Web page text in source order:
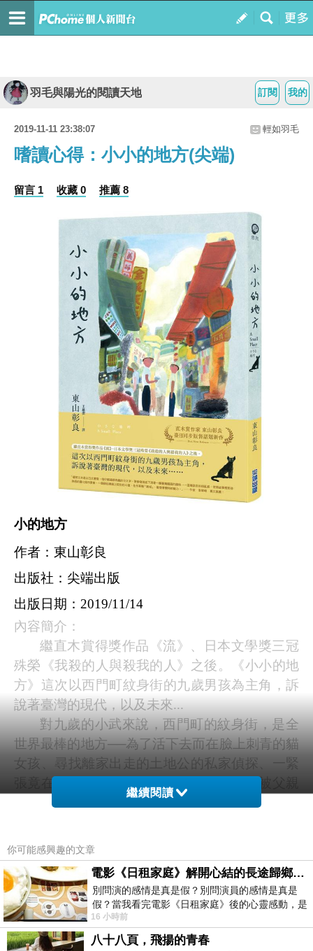
我的
訂閱
羽毛與陽光的閱讀天地
2019-11-11 23:38:07 輕如羽毛
嗜讀心得：小小的地方(尖端)
留言 1 收藏 0 推薦 8
小的地方
作者：東山彰良
出版社：尖端出版
出版日期： 2019/11/14
內容簡介：
繼直木賞得獎作品《流》、日本文學獎三冠
殊榮《我殺的人與殺我的人》之後。《小小的地
方》這次以西門町紋身街的九歲男孩為主角，訴
說著臺灣的現代，以及未來...
對九歲的小武來說，西門町的紋身街，是全
世界最棒的地方──為了活下去而在臉上刺青的貓
女孩、尋找離家出走的土地公的私家偵探、一緊
張竟在講臺上飆起饒舌歌的原住民教師、被父親
搶走女友而頹廢暴飲暴食的男子、閱讀李昂卻無
街又愛又恨的複雜情感。
收錄《黑色的白貓》、《土地公失蹤記》、
《骨詩》、《縱身而跳》、《天使和冰糖》、
《小小的地方》六篇故事，令人回味無窮的連作
短篇集！
心得：
繼續閱讀
你可能感興趣的文章
電影《日租家庭》解開心結的長途歸鄉！能在電影院感受到地理的寬闊和人心的相鄰，真是太棒了！
別問演的感情是真是假？別問演員的感情是真是
假？當我看完電影《日租家庭》後的心靈感動，是
真的。詮釋的情感觸動了人心，就是真情
16 小時前
八十八頁，飛揚的青春